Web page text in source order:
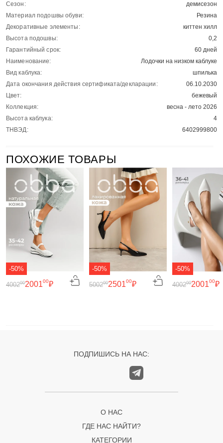
Сезон:
демисезон
Материал подошвы обуви:
Резина
Декоративные элементы:
киттен хилл
Высота подошвы:
0,2
Гарантийный срок:
60 дней
Наименование:
Лодочки на низком каблуке
Вид каблука:
шпилька
Дата окончания действия сертификата/декларации:
06.10.2030
Цвет:
бежевый
Коллекция:
весна - лето 2026
Высота каблука:
4
ТНВЭД:
6402999800
ПОХОЖИЕ ТОВАРЫ
-50%
200100₽
400200
-50%
250100₽
500200
-50%
200100₽
400200
ПОДПИШИСЬ НА НАС:
О НАС
ГДЕ НАС НАЙТИ?
КАТЕГОРИИ